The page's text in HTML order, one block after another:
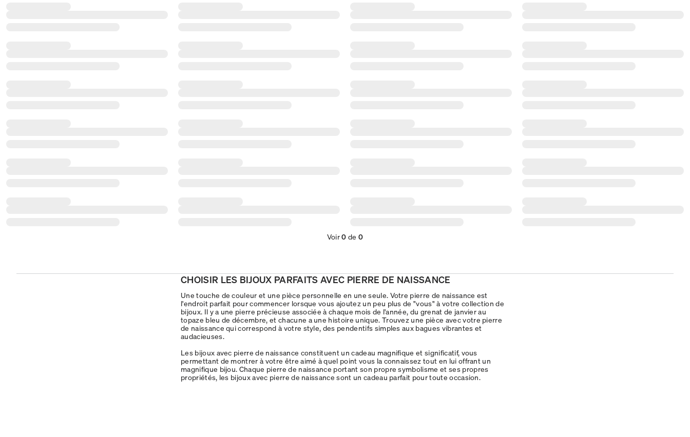
Voir0 de 0
CHOISIR LES BIJOUX PARFAITS AVEC PIERRE DE NAISSANCE
Une touche de couleur et une pièce personnelle en une seule. Votre pierre de naissance est
l'endroit parfait pour commencer lorsque vous ajoutez un peu plus de "vous" à votre collection de
bijoux. Il y a une pierre précieuse associée à chaque mois de l'année, du grenat de janvier au
topaze bleu de décembre, et chacune a une histoire unique. Trouvez une pièce avec votre pierre
de naissance qui correspond à votre style, des pendentifs simples aux bagues vibrantes et
audacieuses.
Les bijoux avec pierre de naissance constituent un cadeau magnifique et significatif, vous
permettant de montrer à votre être aimé à quel point vous la connaissez tout en lui offrant un
magnifique bijou. Chaque pierre de naissance portant son propre symbolisme et ses propres
propriétés, les bijoux avec pierre de naissance sont un cadeau parfait pour toute occasion.